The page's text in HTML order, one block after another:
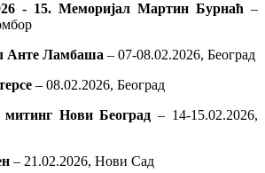
- 15. Меморијал Мартин Бурнаћ –
Анте Ламбаша – 07-08.02.2026, Београд
– 08.02.2026, Београд
Нови Београд – 14-15.02.2026,
– 21.02.2026, Нови Сад